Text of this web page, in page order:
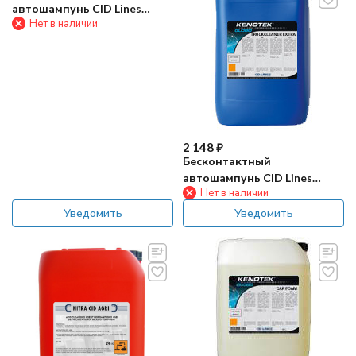
автошампунь CID Lines
TRUCKCLEANER EXTRA 25л
Нет в наличии
Уведомить
2 148₽
Бесконтактный
автошампунь CID Lines
TRUCKCLEANER EXTRA 10л
Нет в наличии
Уведомить